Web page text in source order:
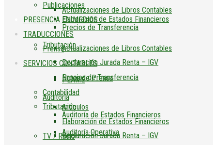
Elaboración de Estados Financieros
Actualizaciones de Libros Contables
Precios de Transferencia
Tributación
Declaración Jurada Renta – IGV
Publicaciones
TRADUCCIONES
SERVICIOS CONTABLES
Contabilidad
Elaboración de Estados Financieros
PRESENCIA EN MEDIOS
Prensa
Notas de Prensa
Artículos
TV / Radio
Actualizaciones de Libros Contables
Precios de Transferencia
Tributación
Declaración Jurada Renta – IGV
PLAME
Auditoría
Auditoría de Estados Financieros
Auditoría Operativa